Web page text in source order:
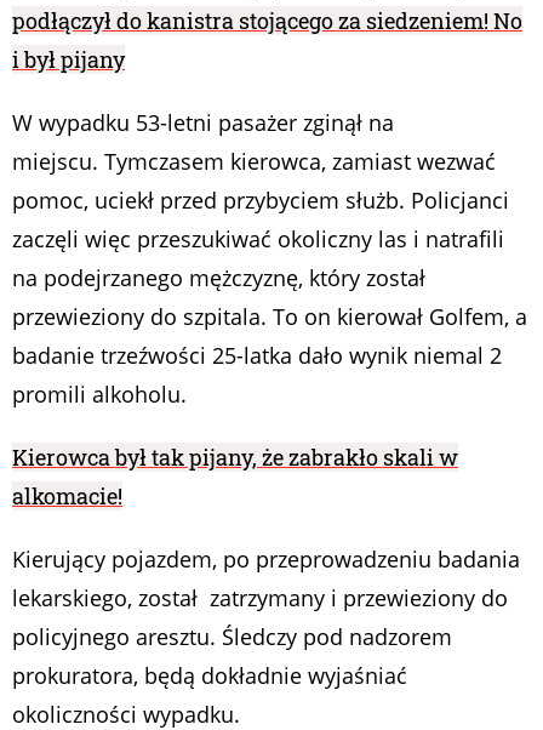
podłączył do kanistra stojącego za siedzeniem! No
i był pijany
W wypadku 53-letni pasażer zginął na
miejscu. Tymczasem kierowca, zamiast wezwać
pomoc, uciekł przed przybyciem służb. Policjanci
zaczęli więc przeszukiwać okoliczny las i natrafili
na podejrzanego mężczyznę, który został
przewieziony do szpitala. To on kierował Golfem, a
badanie trzeźwości 25-latka dało wynik niemal 2
promili alkoholu.
Kierowca był tak pijany, że zabrakło skali w
alkomacie!
Kierujący pojazdem, po przeprowadzeniu badania
lekarskiego, został zatrzymany i przewieziony do
policyjnego aresztu. Śledczy pod nadzorem
prokuratora, będą dokładnie wyjaśniać
okoliczności wypadku.